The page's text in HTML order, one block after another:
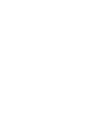
based on the